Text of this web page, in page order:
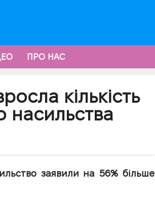
ПРО НАС
кількість
насильства
заявили на 56% більше